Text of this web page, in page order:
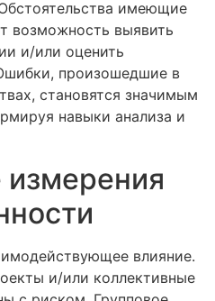
имеющие
возможность выявить
и/или оценить
произошедшие в
становятся значимым
навыки анализа и
влияние.
и/или коллективные